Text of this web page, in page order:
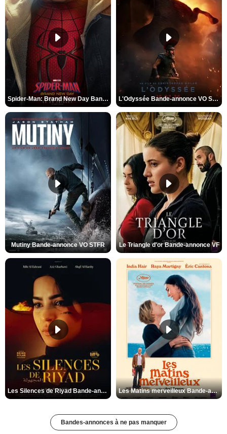
Spider-Man: Brand New Day Bande-annonce VO STFR L'Odyssée Bande-annonce VO STFR
Mutiny Bande-annonce VO STFR Le Triangle d'or Bande-annonce VF
Les Silences de Riyad Bande-annonce VO STFR Les Matins merveilleux Bande-annonce VF
Bandes-annonces à ne pas manquer